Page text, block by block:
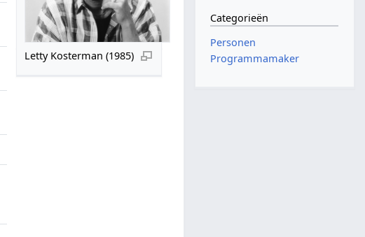
Letty Kosterman (1985)
Categorieën
Personen
Programmamaker